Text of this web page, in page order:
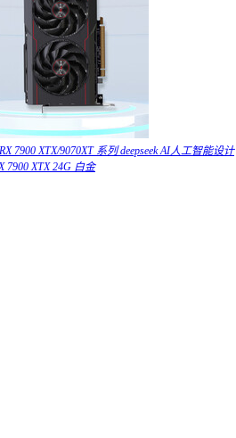
7900 XTX/9070XT 系列 deepseek AI人工智能设计
7900 XTX 24G 白金